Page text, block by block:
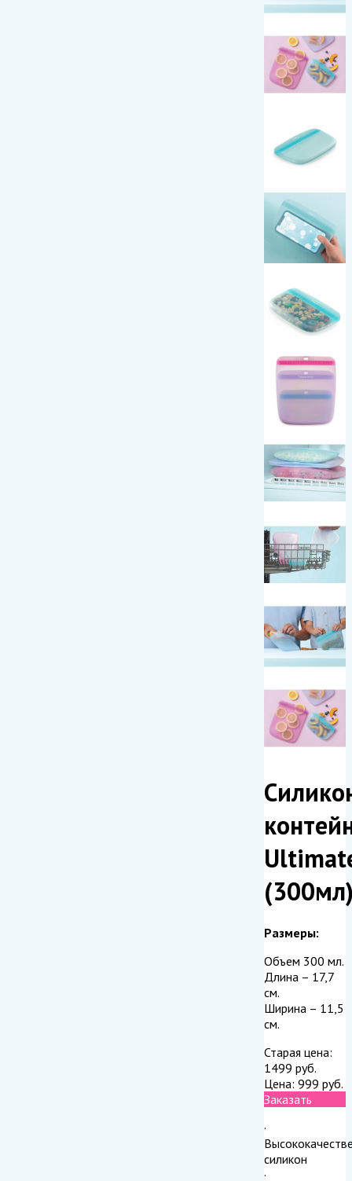
Размеры:
Объем 300 мл.
Длина – 17,7
см.
Ширина – 11,5
см.
Старая цена:
1499 руб.
Цена: 999 руб.
Заказать
·
силикон
·